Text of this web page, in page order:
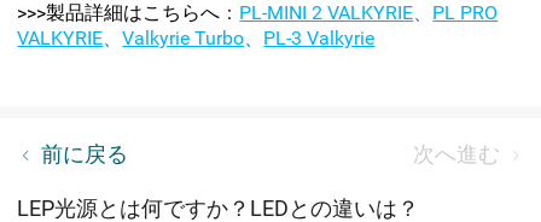
>>>製品詳細はこちらへ ： PL-MINI 2 VALKYRIE、 PL PRO
VALKYRIE、Valkyrie Turbo、 PL-3 Valkyrie
前に戻る 次へ進む
【製品比較】Olightの充電ケーブルと対応機種の紹
LEP光源とは何ですか？LEDとの違いは？